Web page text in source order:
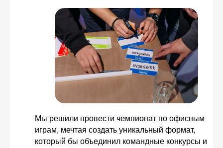
Мы решили провести чемпионат по офисным
играм, мечтая создать уникальный формат,
который бы объединил командные конкурсы и